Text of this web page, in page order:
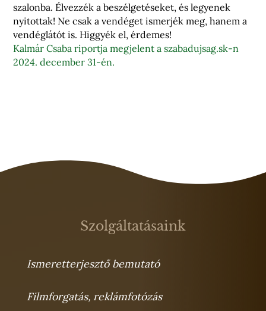
szalonba. Élvezzék a beszélgetéseket, és legyenek
nyitottak! Ne csak a vendéget ismerjék meg, hanem a
vendéglátót is. Higgyék el, érdemes!
Kalmár Csaba riportja megjelent a szabadujsag.sk-n
2024. december 31-én.
Szolgáltatásaink
Ismeretterjesztő bemutató
Filmforgatás, reklámfotózás